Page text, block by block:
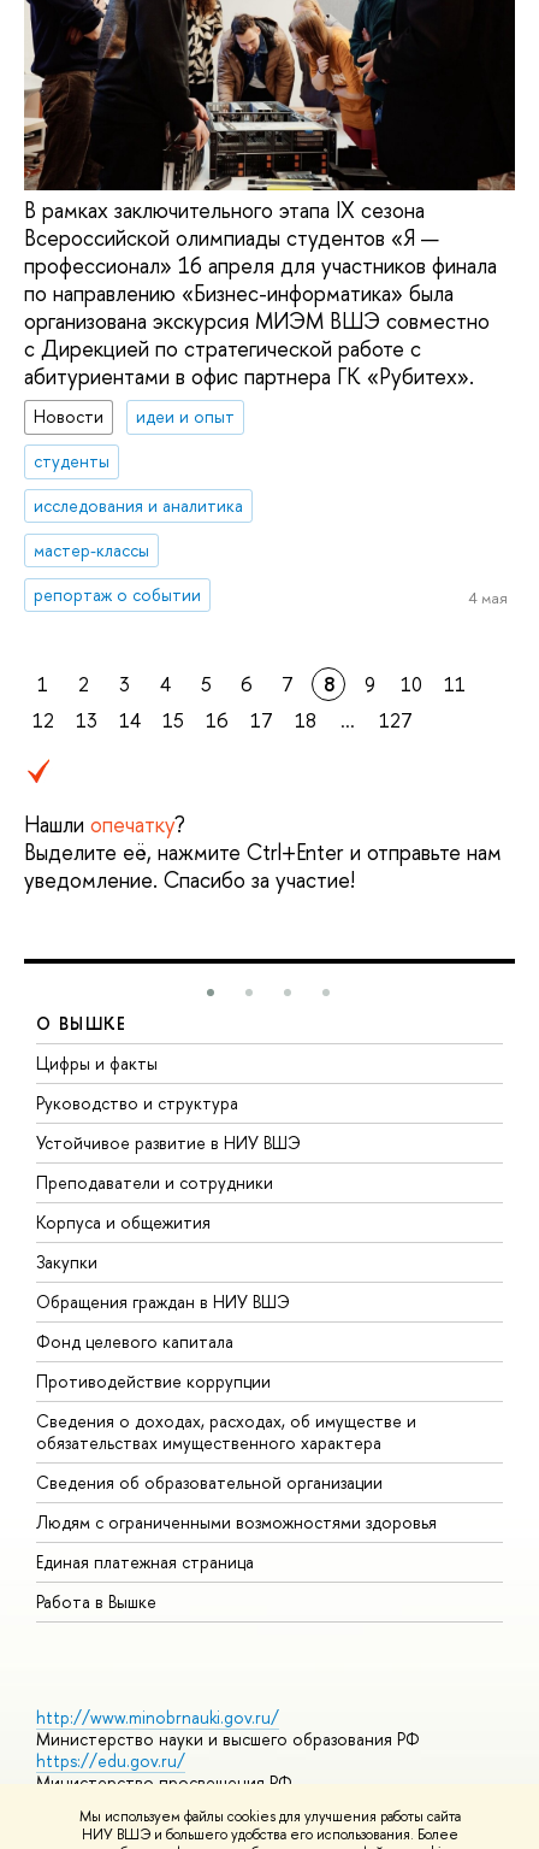
Мы используем файлы cookies для улучшения работы сайта
НИУ ВШЭ и большего удобства его использования. Более
В рамках заключительного этапа IX сезона
Всероссийской олимпиады студентов «Я —
профессионал» 16 апреля для участников финала
по направлению «Бизнес-информатика» была
организована экскурсия МИЭМ ВШЭ совместно
с Дирекцией по стратегической работе с
абитуриентами в офис партнера ГК «Рубитех».
Новости
идеи и опыт
студенты
исследования и аналитика
мастер-классы
репортаж о событии
4 мая
1 2 3 4 5 6 7 8 9 10
11
12
13 14 15 16 17 18 ... 127
Нашли опечатку?
Выделите её, нажмите Ctrl+Enter и отправьте нам
уведомление. Спасибо за участие!
О ВЫШКЕ
Цифры и факты
Руководство и структура
Устойчивое развитие в НИУ ВШЭ
Преподаватели и сотрудники
Корпуса и общежития
Закупки
Обращения граждан в НИУ ВШЭ
Фонд целевого капитала
Противодействие коррупции
Сведения о доходах, расходах, об имуществе и
обязательствах имущественного характера
Сведения об образовательной организации
Людям с ограниченными возможностями здоровья
Единая платежная страница
Работа в Вышке
http://www.minobrnauki.gov.ru/
Министерство науки и высшего образования РФ
https://edu.gov.ru/
Министерство просвещения РФ
https://elearning.hse.ru/mooc
Массовые открытые онлайн-курсы